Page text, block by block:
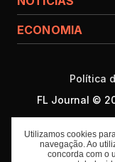
ECONOMIA
FL Journal ©
Política
Utilizamos cookies
navegação. Ao
concorda com o